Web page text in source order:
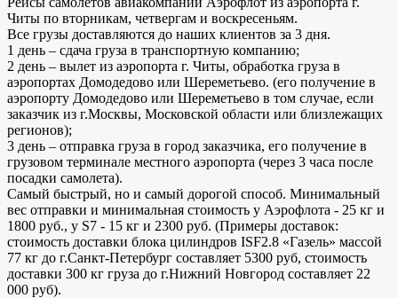
Читы по вторникам, четвергам и воскресеньям.
Все грузы доставляются до наших клиентов за 3 дня.
1 день – сдача груза в транспортную компанию;
2 день – вылет из аэропорта г. Читы, обработка груза в
аэропортах Домодедово или Шереметьево. (его получение в
аэропорту Домодедово или Шереметьево в том случае, если
заказчик из г.Москвы, Московской области или близлежащих
регионов);
3 день – отправка груза в город заказчика, его получение в
грузовом терминале местного аэропорта (через 3 часа после
посадки самолета).
Самый быстрый, но и самый дорогой способ. Минимальный
вес отправки и минимальная стоимость у Аэрофлота - 25 кг и
1800 руб., у S7 - 15 кг и 2300 руб. (Примеры доставок:
стоимость доставки блока цилиндров ISF2.8 «Газель» массой
77 кг до г.Санкт-Петербург составляет 5300 руб, стоимость
доставки 300 кг груза до г.Нижний Новгород составляет 22
000 руб).